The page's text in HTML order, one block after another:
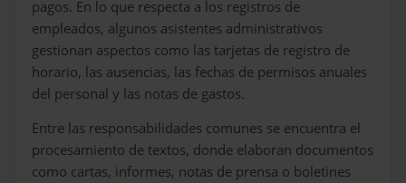
pagos. En lo que respecta a los registros de
empleados, algunos asistentes administrativos
gestionan aspectos como las tarjetas de registro de
horario, las ausencias, las fechas de permisos anuales
del personal y las notas de gastos.
Entre las responsabilidades comunes se encuentra el
procesamiento de textos, donde elaboran documentos
como cartas, informes, notas de prensa o boletines